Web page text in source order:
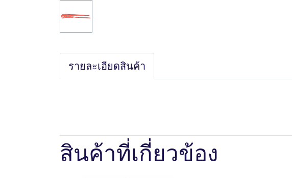
รายละเอียดสินค้า
สินค้าที่เกี่ยวข้อง